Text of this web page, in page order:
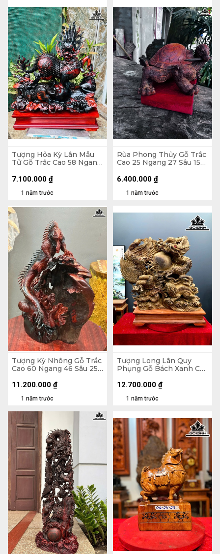
Tượng Hỏa Kỳ Lân Mẫu
Tử Gỗ Trắc Cao 58 Ngang
1 năm trước
7.100.000 ₫
Rùa Phong Thủy Gỗ Trắc
Cao 25 Ngang 27 Sâu 15
1 năm trước
6.400.000 ₫
Tượng Kỳ Nhông Gỗ Trắc
Cao 60 Ngang 46 Sâu 25
1 năm trước
11.200.000 ₫
Tượng Long Lân Quy
Phụng Gỗ Bách Xanh Cao
1 năm trước
12.700.000 ₫